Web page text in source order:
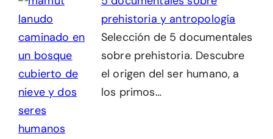
prehistoria y antropología
Selección de 5 documentales
sobre prehistoria. Descubre
el origen del ser humano, a
los primos…